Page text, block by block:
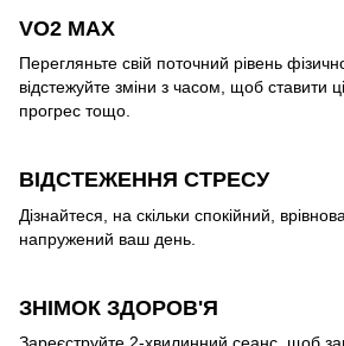
VO2 MAX
Перегляньте свій поточний рівень
відстежуйте зміни з часом, щоб ставити
прогрес тощо.
ВІДСТЕЖЕННЯ СТРЕСУ
Дізнайтеся, на скільки спокійний,
напружений ваш день.
ЗНІМОК ЗДОРОВ'Я